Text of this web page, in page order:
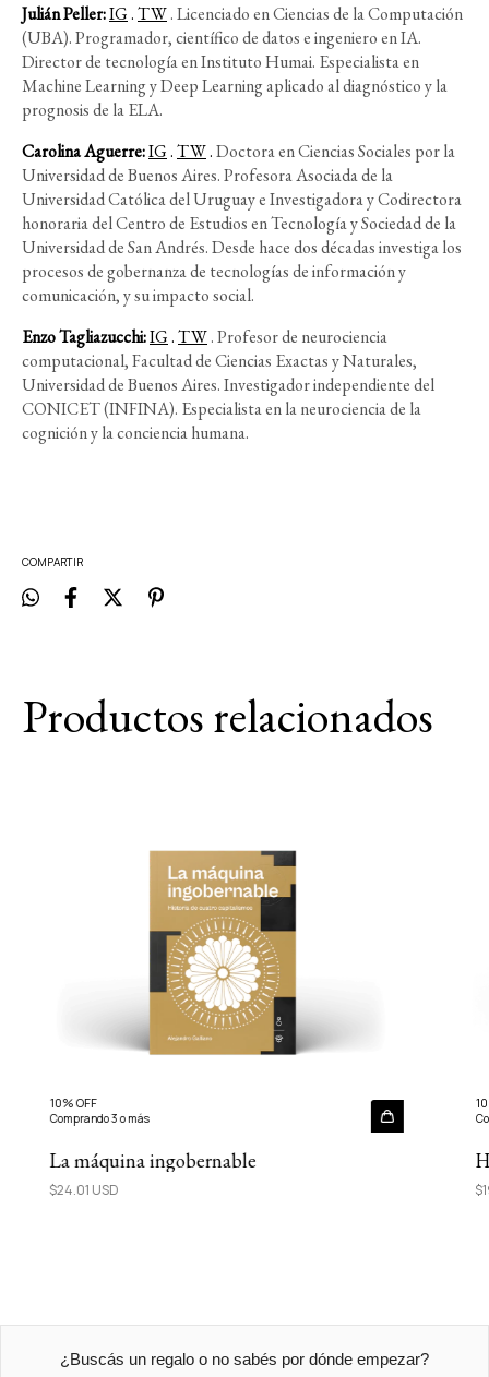
Julián Peller:IG.TW.Licenciado en Ciencias de la Computación
(UBA). Programador, científico de datos e ingeniero en IA.
Director de tecnología en Instituto Humai. Especialista en
Machine Learning y Deep Learning aplicado al diagnóstico y la
prognosis de la ELA.
Carolina Aguerre:IG.TW.Doctora en Ciencias Sociales por la
Universidad de Buenos Aires. Profesora Asociada de la
Universidad Católica del Uruguay e Investigadora y Codirectora
honoraria del Centro de Estudios en Tecnología y Sociedad de la
Universidad de San Andrés. Desde hace dos décadas investiga los
procesos de gobernanza de tecnologías de información y
comunicación, y su impacto social.
Enzo Tagliazucchi:IG.TW.Profesor de neurociencia
computacional, Facultad de Ciencias Exactas y Naturales,
Universidad de Buenos Aires. Investigador independiente del
CONICET (INFINA). Especialista en la neurociencia de la
cognición y la conciencia humana.
COMPARTIR
Productos relacionados
10% OFF
Comprando 3 o más
La máquina ingobernable
$24.01 USD
¿Buscás un regalo o no sabés por dónde empezar?